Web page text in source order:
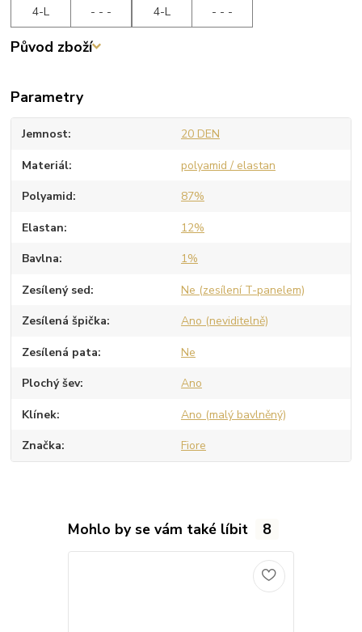
4-L
- - -
4-L
- - -
Původ zboží
Parametry
Jemnost 20 DEN
Materiál polyamid / elastan
Polyamid 87%
Elastan 12%
Bavlna 1%
Zesílený sed Ne (zesílení T-panelem)
Zesílená špička Ano (neviditelně)
Zesílená pata Ne
Plochý šev Ano
Klínek Ano (malý bavlněný)
Značka Fiore
Mohlo by se vám také líbit 8